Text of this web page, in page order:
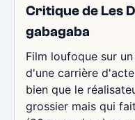
Critique de Les
gabagaba
Film loufoque sur
d'une carrière
bien que le
grossier mais qui